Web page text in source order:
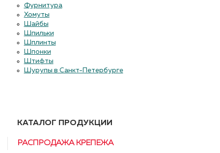
Фурнитура
Хомуты
Шайбы
Шпильки
Шплинты
Шпонки
Штифты
Шурупы в Санкт-Петербурге
КАТАЛОГ ПРОДУКЦИИ
РАСПРОДАЖА КРЕПЕЖА